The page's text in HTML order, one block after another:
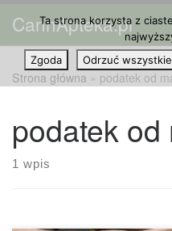
Przejdź do treści
CannApteka.pl
Strona główna » podatek od
podatek
1 wpis
Ta strona korzysta z
Zgoda
Odrzuć